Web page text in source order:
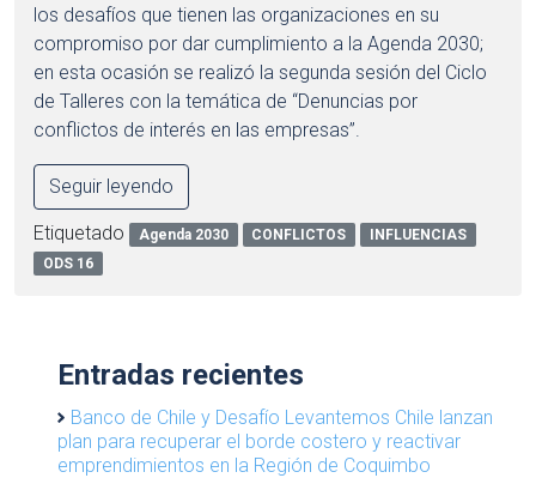
los desafíos que tienen las organizaciones en su
compromiso por dar cumplimiento a la Agenda 2030;
en esta ocasión se realizó la segunda sesión del Ciclo
de Talleres con la temática de “Denuncias por
conflictos de interés en las empresas”.
Seguir leyendo
Etiquetado Agenda 2030 CONFLICTOS
INFLUENCIAS
ODS 16
Entradas recientes
Banco de Chile y Desafío Levantemos Chile lanzan
plan para recuperar el borde costero y reactivar
emprendimientos en la Región de Coquimbo